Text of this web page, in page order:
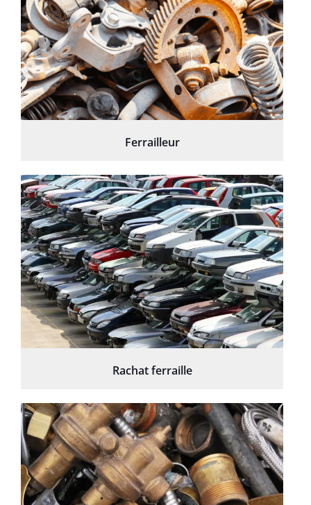
Ferrailleur
Rachat ferraille